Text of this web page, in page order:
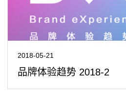
2018-05-21
品牌体验趋势 2018-2